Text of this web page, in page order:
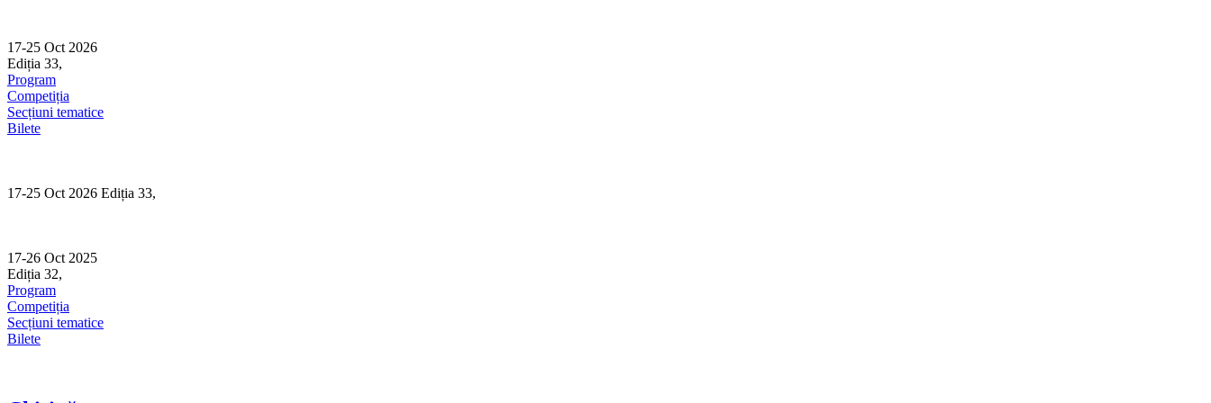
content
17-25 Oct 2026
Ediția 33,
Program
Competiția
Secțiuni tematice
Bilete
17-25 Oct 2026 Ediția 33,
17-26 Oct 2025
Ediția 32,
Program
Competiția
Secțiuni tematice
Bilete